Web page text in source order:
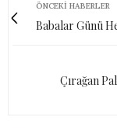
ÖNCEKI HABERLER
Babalar Günü
Çırağan